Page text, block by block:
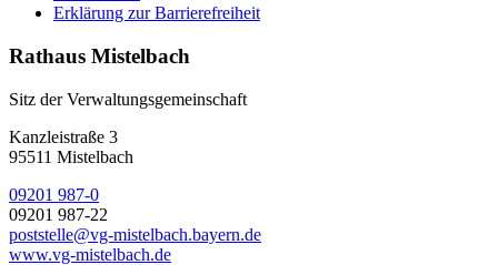
Erklärung zur Barrierefreiheit
Rathaus Mistelbach
Sitz der Verwaltungsgemeinschaft
Kanzleistraße 3
95511 Mistelbach
09201 987-0
09201 987-22
poststelle@vg-mistelbach.bayern.de
www.vg-mistelbach.de